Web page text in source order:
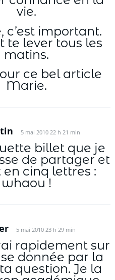
vie.
c’est important.
te lever tous les
matins.
ce bel article
Marie.
5 mai 2010 22 h 21 min
billet que je
de partager et
cinq lettres :
whaou !
5 mai 2010 23 h 29 min
rapidement sur
donnée par la
question. Je la